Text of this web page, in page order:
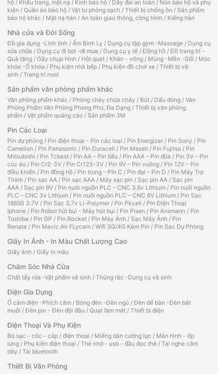
hộ / Khẩu trang, mặt nạ / Kính bảo hộ / Dây đai an toàn / Nón bảo hộ và phụ
kiện / Quần áo bảo hộ / Vật tư phòng sạch / Thiết bị chống ồn / Sản phẩm
bảo hộ khác / Mặt nạ hàn / An toàn giao thông, công trình / Kiếng hàn
Nhà cửa và Đời Sống
Đồ gia dụng -Linh tinh / Ấm Bình Ly / Dụng cụ tập gym -Massage / Dụng cụ
sửa chữa / Dụng cụ đi bơi -đi mưa / Dụng cụ y tế /Đồng hồ /Đồ trang trí -
Quà tặng / Gậy chụp hình / Hột quẹt / Khăn - võng / Mùng -Mền -Gối / Móc
khóa -Ổ khóa / Phụ kiện nhà bếp / Phụ kiện đồ chơi xe / Thiết bị vệ
sinh / Trang trí noel
Sản phẩm văn phòng phẩm khác
Văn phòng phẩm khác / Phòng cháy chữa cháy / Bút / Dấu đóng / Văn
Phòng Phẩm Văn Phòng Phong Phú, Đa Dạng / Thiết bị văn phòng
phẩm / Vật phẩm quảng cáo / Sản phẩm 3M
Pin Các Loại
Pin dự phòng / Pin điện thoại - Pin các loại / Pin Energizer / Pin Sony / Pin
Camelion / Pin Panasonic / Pin Duracell / Pin Maxell / Pin Fujitsu / Pin
Mitsubishi / Pin Tcbest / Pin AA – Pin tiểu / Pin AAA – Pin đũa / Pin 3V – Pin
cúc áo / Pin Cr2-3V / Pin Cr123-3V / Pin 9V – Pin vuông / Pin 12V – Pin
điều khiển / Pin đồng hồ / Pin trung – Pin C / Pin đại – Pin D / Pin Máy Trợ
Thính / Pin sạc AA / Pin sạc AAA / Máy sạc pin / Sạc pin AA / Sạc pin
AAA / Sạc pin 9V / Pin nuôi nguồn PLC – CNC 3.6v Lithium / Pin nuôi nguồn
PLC – CNC 3v Lithium / Pin nuôi nguồn PLC – CNC 6V Lithium / Pin Sạc
18650 3.7V / Pin Sạc 3.7v Li-Polymer / Pin Pkcell / Pin Điện Thoại
Iphone / Pin Robot hút bụi - Máy hút bụi / Pin Pisen / Pin Ansmann / Pin
Toshiba / Pin GP / Pin Rocket / Pin Máy Ảnh / Sạc Máy Ảnh / Pin
Renata / Pin Mavic Air FLycam / Wifi 3G/4G Kèm Pin / Pin Sạc Dự Phòng
Giấy In Ảnh - In Màu Chất Lượng Cao
Giấy ảnh / Giấy in màu
Chăm Sóc Nhà Cửa
Chất tẩy rửa -Vật phẩm vệ sinh / Thùng rác -Dụng cụ vệ sinh
Điện Gia Dụng
Ổ cắm điện -Phích cắm / Bóng đèn -Đèn ngủ /Đèn để bàn -Đèn bắt
muỗi /Đèn pin - Đèn đội đầu / Quạt làm mát / Thiết bị điện
Điện Thoại Và Phụ Kiện
Bộ sạc - cóc - cáp / điện thoại / Miếng dán cường lực / Màn hình - ốp
lưng / Phụ kiện điện thoại / Thẻ nhớ - usb - đầu đọc thẻ / Tai nghe cắm
dây / Tai bluetooth
Thiết Bị Văn Phòng